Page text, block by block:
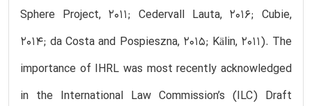
Sphere Project, 2011; Cedervall Lauta, 2016; Cubie,
2014; da Costa and Pospieszna, 2015; Kälin, 2011). The
importance of IHRL was most recently acknowledged
in the International Law Commission’s (ILC) Draft